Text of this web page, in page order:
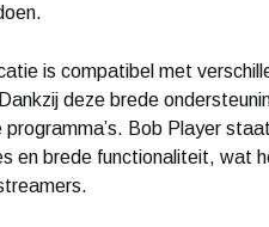
is compatibel met
deze brede
programma’s. Bob Player
en brede functionaliteit, wat